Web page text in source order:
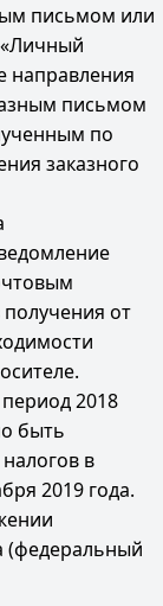
письмом или
направления
письмом
по
заказного
от
2018
быть
в
2019 года.
(федеральный